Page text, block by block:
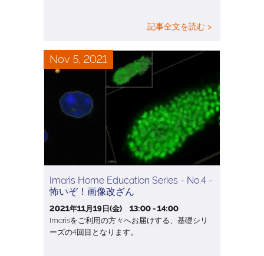
記事全文を読む >
Nov 5, 2021
Imaris Home Education Series - No.4 -
怖いぞ！画像改ざん
2021年11月19日(金) 13:00 - 14:00
Imarisをご利用の方々へお届けする、基礎シリ
ーズの4回目となります。